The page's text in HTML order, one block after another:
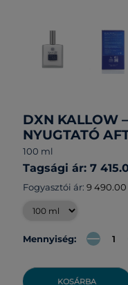
DXN KALLOW
NYUGTATÓ
100 ml
Tagsági ár: 7
Fogyasztói ár: 9 490.00
Mennyiség:
KOSÁRBA